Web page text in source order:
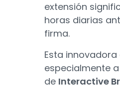
extensión
horas diarias
firma.
Esta
especialmente
de Interactive